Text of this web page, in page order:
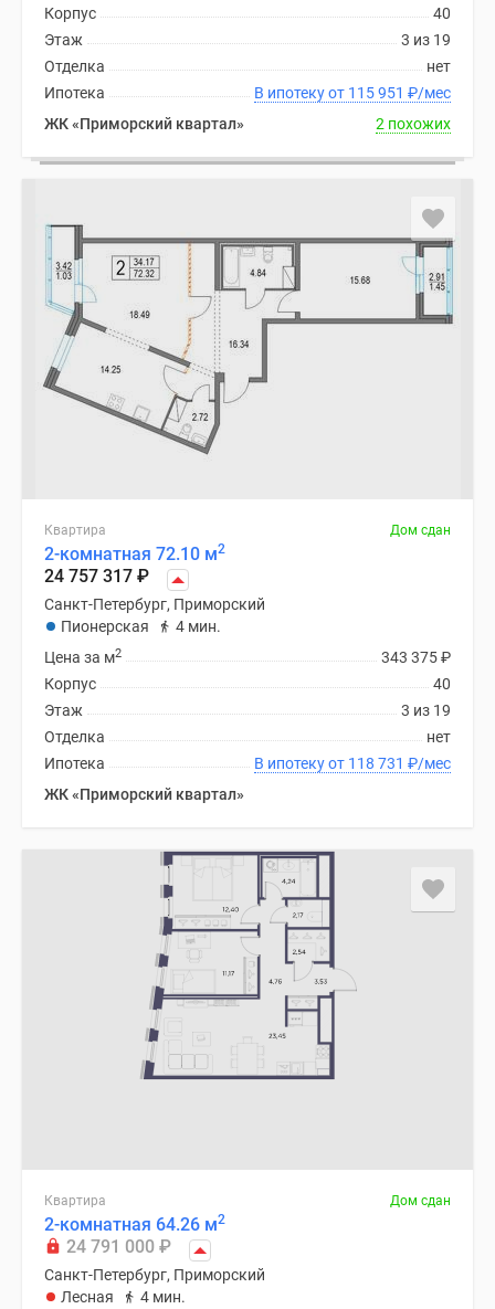
40
Корпус
3 из 19
Этаж
нет
Отделка
В ипотеку от 115 951 ₽/мес
Ипотека
ЖК «Приморский квартал»
2 похожих
Квартира Дом сдан
2-комнатная 72.10 м2
24 757 317 ₽
Санкт-Петербург, Приморский
Пионерская
4 мин.
343 375₽
Цена за м2
40
Корпус
3 из 19
Этаж
нет
Отделка
В ипотеку от 118 731 ₽/мес
Ипотека
ЖК «Приморский квартал»
Квартира Дом сдан
2-комнатная 64.26 м2
24 791 000 ₽
Санкт-Петербург, Приморский
Лесная
4 мин.